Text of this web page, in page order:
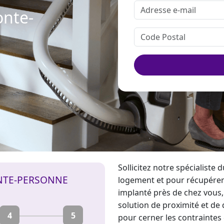
PERSONNE
4 5
Sollicitez notre spécialiste
logement et pour
implanté près de chez
solution de proximité et de
pour cerner les